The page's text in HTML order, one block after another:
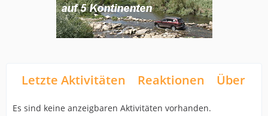
Letzte Aktivitäten Reaktionen Über
Es sind keine anzeigbaren Aktivitäten vorhanden.